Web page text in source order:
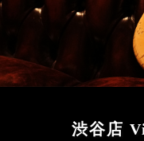
渋谷店
アンプ
アクセサリー